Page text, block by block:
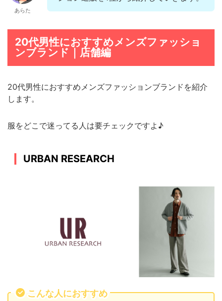
あらた
20代男性におすすめメンズファッショ
ンブランド｜店舗編
20代男性におすすめメンズファッションブランドを紹介
します。
服をどこで迷ってる人は要チェックですよ♪
URBAN RESEARCH
こんな人におすすめ